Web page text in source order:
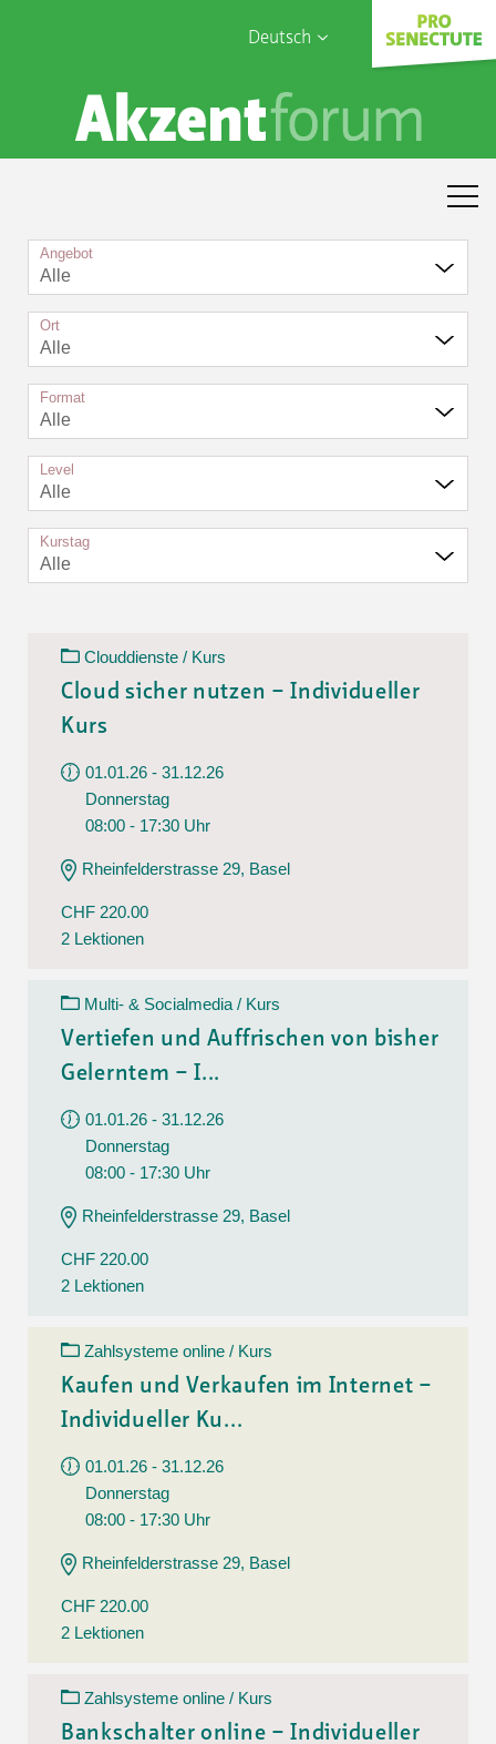
Deutsch
English
Français
Sophia Care
Angebot
Alle
Ort
Alle
Format
Alle
Level
Alle
Kurstag
Alle
Clouddienste / Kurs
Cloud sicher nutzen – Individueller
Kurs
01.01.26 - 31.12.26
Donnerstag
08:00 - 17:30 Uhr
Rheinfelderstrasse 29, Basel
CHF 220.00
2 Lektionen
Multi- & Socialmedia / Kurs
Vertiefen und Auffrischen von bisher
Gelerntem – I...
01.01.26 - 31.12.26
Donnerstag
08:00 - 17:30 Uhr
Rheinfelderstrasse 29, Basel
CHF 220.00
2 Lektionen
Zahlsysteme online / Kurs
Kaufen und Verkaufen im Internet –
Individueller Ku...
01.01.26 - 31.12.26
Donnerstag
08:00 - 17:30 Uhr
Rheinfelderstrasse 29, Basel
CHF 220.00
2 Lektionen
Zahlsysteme online / Kurs
Bankschalter online – Individueller